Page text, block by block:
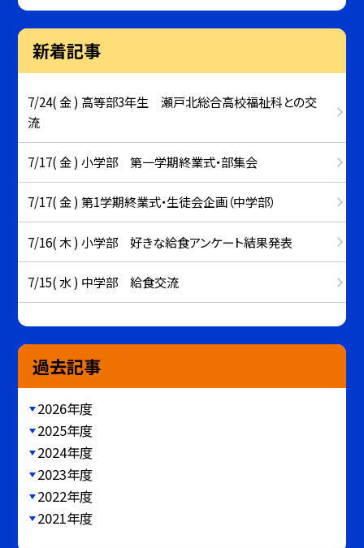
新着記事
7/24( 金 ) 高等部3年生 瀬戸北総合高校福祉科との交
流
7/17( 金 ) 小学部 第一学期終業式・部集会
7/17( 金 ) 第1学期終業式・生徒会企画（中学部）
7/16( 木 ) 小学部 好きな給食アンケート結果発表
7/15( 水 ) 中学部 給食交流
過去記事
2026年度
2025年度
2024年度
2023年度
2022年度
2021年度